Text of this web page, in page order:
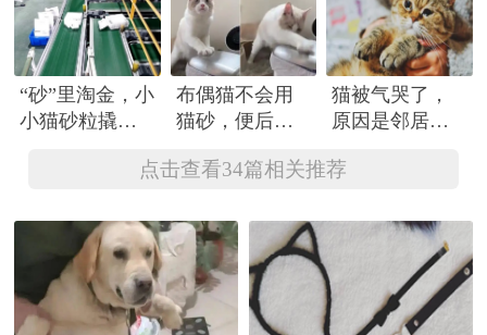
“砂”里淘金，小
小猫砂粒撬动
布偶猫不会用
猫砂，便后挠
友：这不是天
猫被气哭了，
原因是邻居家
里，吃它的猫
砂
点击查看34篇相关推荐